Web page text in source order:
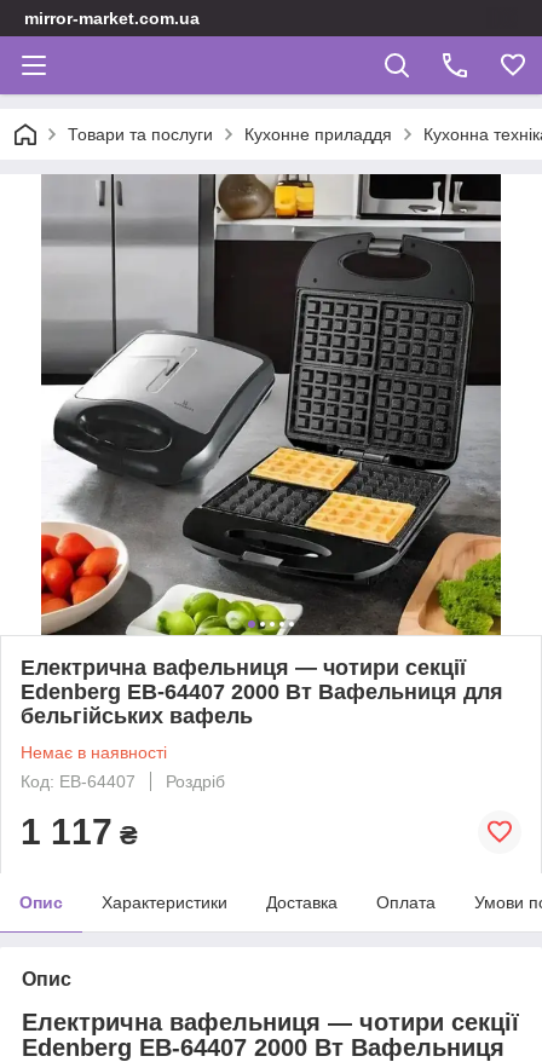
mirror-market.com.ua
Товари та послуги Кухонне приладдя Кухонна
Електрична вафельниця — чотири секції
Edenberg EB-64407 2000 Вт Вафельниця для
бельгійських вафель
Немає в наявності
Код: EB-64407
Роздріб
1 117 ₴
Опис Характеристики Доставка Оплата Умови
Опис
Електрична вафельниця — чотири секції
Edenberg EB-64407 2000 Вт Вафельниця